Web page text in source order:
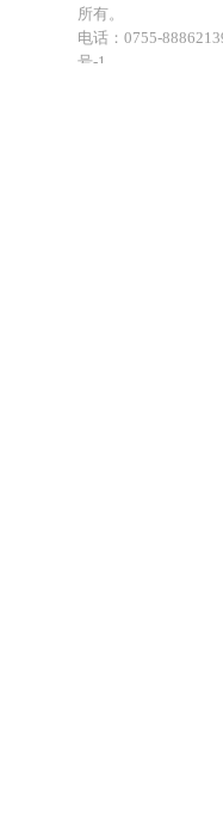
所有。
电话：0755-
号-1